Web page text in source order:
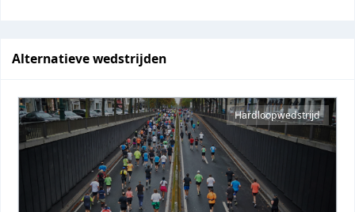
Alternatieve wedstrijden
Hardloopwedstrijd